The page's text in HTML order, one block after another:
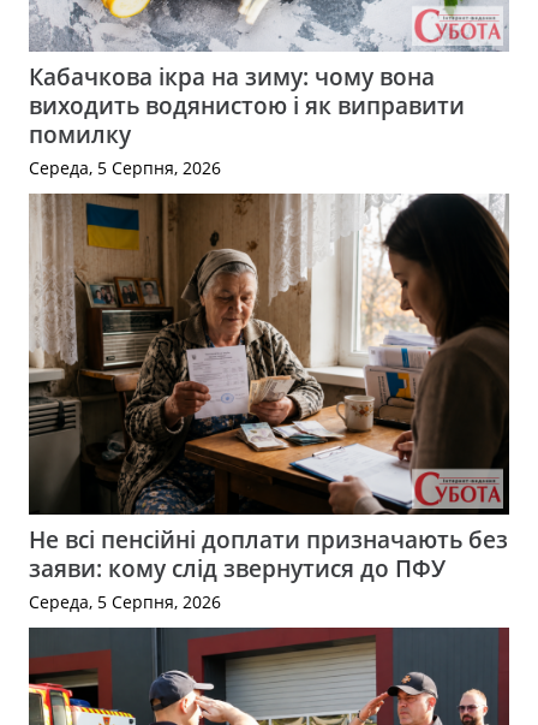
Кабачкова ікра на зиму: чому вона
виходить водянистою і як виправити
помилку
Середа, 5 Серпня, 2026
Не всі пенсійні доплати призначають без
заяви: кому слід звернутися до ПФУ
Середа, 5 Серпня, 2026